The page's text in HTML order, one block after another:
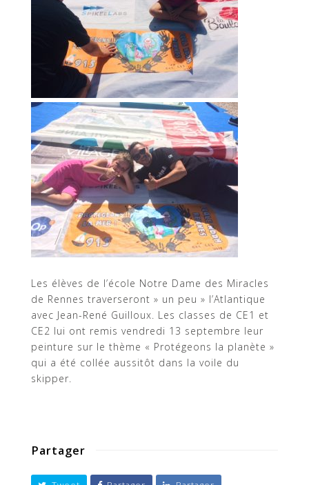
Les élèves de l’école Notre Dame des Miracles
de Rennes traverseront » un peu » l’Atlantique
avec Jean-René Guilloux. Les classes de CE1 et
CE2 lui ont remis vendredi 13 septembre leur
peinture sur le thème « Protégeons la planète »
qui a été collée aussitôt dans la voile du
skipper.
Partager